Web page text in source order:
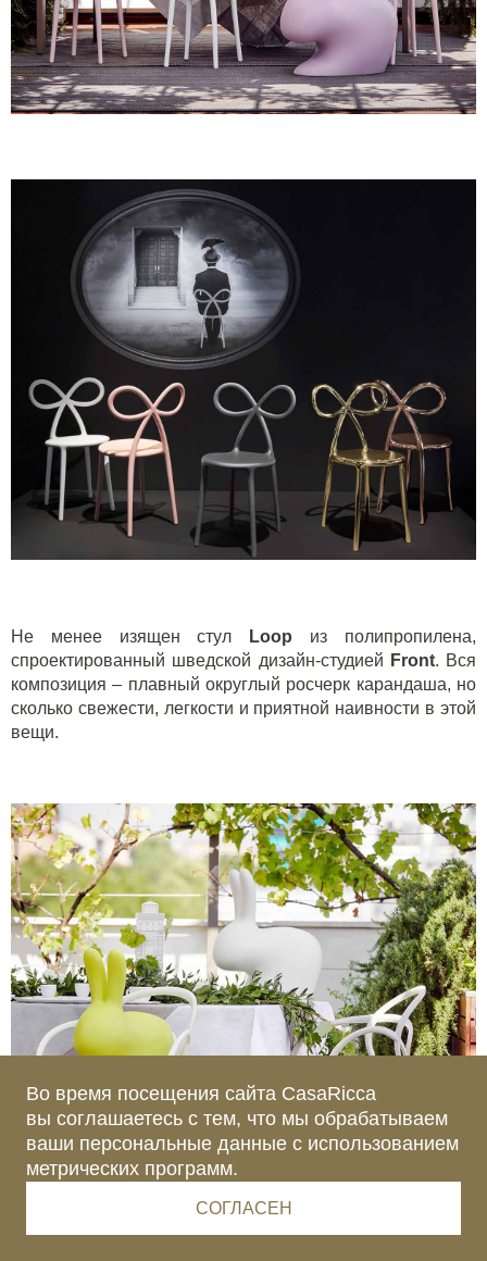
Не менее изящен стул Loop
из полипропилена,
спроектированный шведской дизайн-студией Front. Вся
композиция – плавный округлый росчерк карандаша, но
сколько свежести, легкости и приятной наивности в этой
вещи.
Во время посещения сайта CasaRicca
вы соглашаетесь с тем, что мы обрабатываем
ваши персональные данные с использованием
метрических программ.
СОГЛАСЕН